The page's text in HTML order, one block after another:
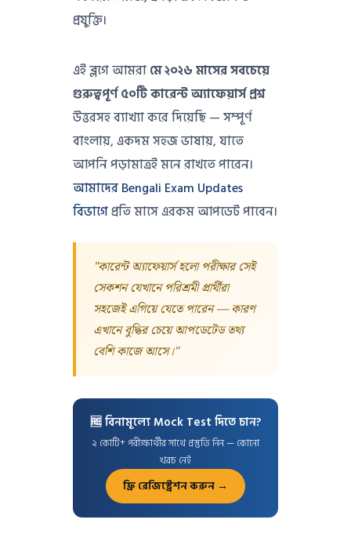
প্রযুক্তি।
এই ব্লগে আমরামে ২০২৬ মাসের সবচেয়ে
গুরুত্বপূর্ণ ৫০টি কারেন্ট অ্যাফেয়ার্স প্রশ্ন
উত্তরসহ ব্যাখ্যা করে দিয়েছি — সম্পূর্ণ
বাংলায়, একদম সহজ ভাষায়, যাতে
আপনি পড়ামাত্রই মনে রাখতে পারেন।
আমাদের Bengali Exam Updates
বিভাগেপ্রতি মাসে এরকম আপডেট পাবেন।
"কারেন্ট অ্যাফেয়ার্স হলো পরীক্ষার সেই
সেকশন যেখানে পরিশ্রমী প্রার্থীরা
সহজেই এগিয়ে যেতে পারেন — কারণ
এখানে বুদ্ধির চেয়ে আপডেটেড তথ্য
বেশি কাজে আসে।"
🆓 বিনামূল্যে Mock Test দিতে চান?
২ কোটি+ পরীক্ষার্থীর সাথে প্রস্তুতি নিন — কোনো
খরচ নেই
ফ্রি রেজিস্ট্রেশন করুন →